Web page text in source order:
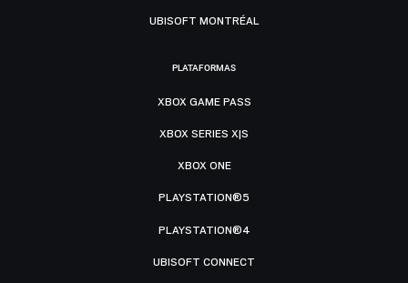
UBISOFT MONTRÉAL
PLATAFORMAS
XBOX GAME PASS
XBOX SERIES X|S
XBOX ONE
PLAYSTATION®5
PLAYSTATION®4
UBISOFT CONNECT